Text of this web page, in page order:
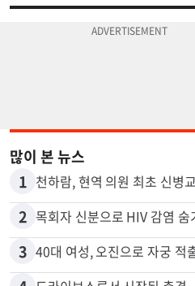
많이 본 뉴스
1
2 목회자 신분으로 HIV 감염 숨